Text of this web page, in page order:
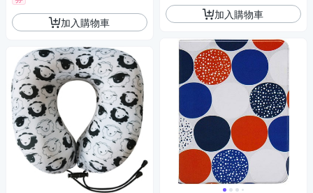
加入購物車
加入購物車